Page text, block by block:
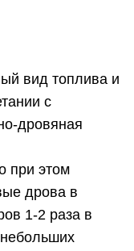
вид топлива и
с
дровяная
при этом
дрова в
1-2 раза в